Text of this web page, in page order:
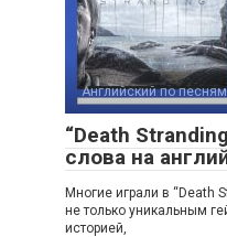
Английский по песням
“Death
слова на
Многие играли в “Death
не только уникальным
историей,